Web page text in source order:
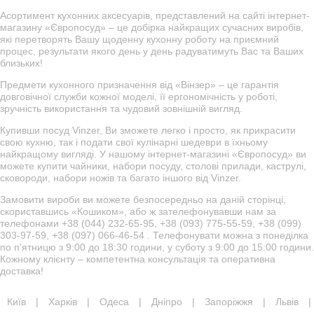
Асортимент кухонних аксесуарів, представлений на сайті інтернет-
магазину «Європосуд» – це добірка найкращих сучасних виробів,
які перетворять Вашу щоденну кухонну роботу на приємний
процес, результати якого день у день радуватимуть Вас та Ваших
близьких!
Предмети кухонного призначення від «Вінзер» – це гарантія
довговічної служби кожної моделі, її ергономічність у роботі,
зручність використання та чудовий зовнішній вигляд.
Купивши посуд Vinzer, Ви зможете легко і просто, як прикрасити
свою кухню, так і подати свої кулінарні шедеври в їхньому
найкращому вигляді. У нашому інтернет-магазині «Європосуд» ви
можете купити чайники, набори посуду, столові прилади, каструлі,
сковороди, набори ножів та багато іншого від Vinzer.
Замовити вироби ви можете безпосередньо на даній сторінці,
скориставшись «Кошиком», або ж зателефонувавши нам за
телефонами +38 (044) 232-65-95, +38 (093) 775-55-59, +38 (099)
303-97-59, +38 (097) 066-46-54 . Телефонувати можна з понеділка
по п'ятницю з 9:00 до 18:30 години, у суботу з 9:00 до 15:00 години.
Кожному клієнту – компетентна консультація та оперативна
доставка!
Київ | Харків | Одеса | Дніпро | Запоріжжя | Львів |